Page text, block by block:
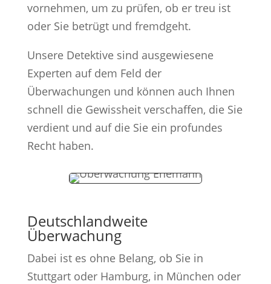
vornehmen, um zu prüfen, ob er treu ist
oder Sie betrügt und fremdgeht.
Unsere Detektive sind ausgewiesene
Experten auf dem Feld der
Überwachungen und können auch Ihnen
schnell die Gewissheit verschaffen, die Sie
verdient und auf die Sie ein profundes
Recht haben.
Deutschlandweite
Überwachung
Dabei ist es ohne Belang, ob Sie in
Stuttgart oder Hamburg, in München oder